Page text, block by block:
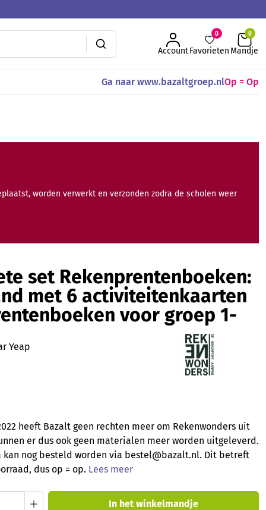
AccountFavorieten Mandje
0
Ga naar www.bazaltgroep.nlOp = Op
worden verwerkt en verzonden zodra de scholen weer
set Rekenprentenboeken:
met 6 activiteitenkaarten
voor groep 1-
Yeap
heeft Bazalt geen rechten meer om Rekenwonders uit
er dus ook geen materialen meer worden uitgeleverd.
kan nog besteld worden via bestel@bazalt.nl. Dit betreft
dus op = op. Lees meer
Voer de gewenste
In het winkelmandje